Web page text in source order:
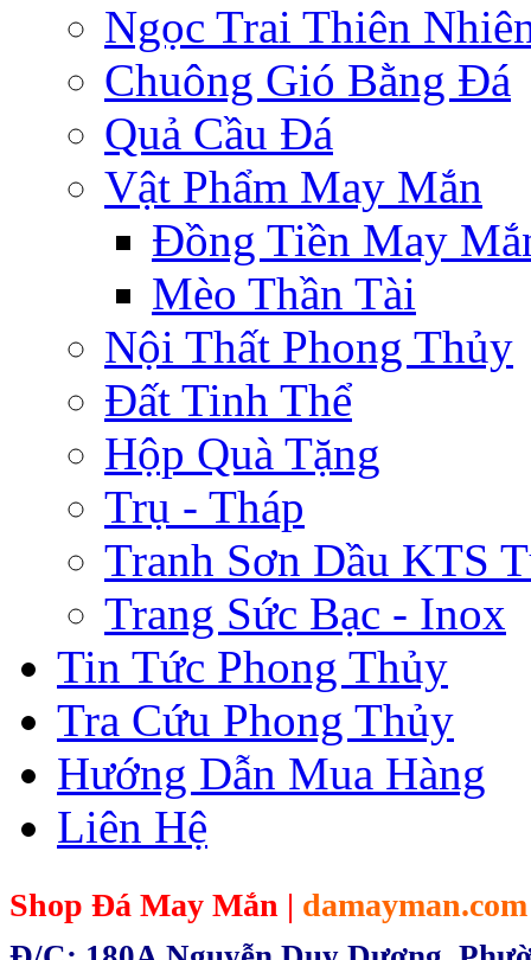
Ngọc Trai Thiên
Chuông Gió Bằng Đá
Quả Cầu Đá
Vật Phẩm May Mắn
Đồng Tiền May
Mèo Thần Tài
Nội Thất Phong Thủy
Đất Tinh Thể
Hộp Quà Tặng
Trụ - Tháp
Tranh Sơn Dầu KTS
Trang Sức Bạc - Inox
Tin Tức Phong Thủy
Tra Cứu Phong Thủy
Hướng Dẫn Mua Hàng
Liên Hệ
Shop Đá May Mắn | damayman.com